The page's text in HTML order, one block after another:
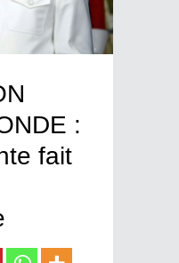
:
fait